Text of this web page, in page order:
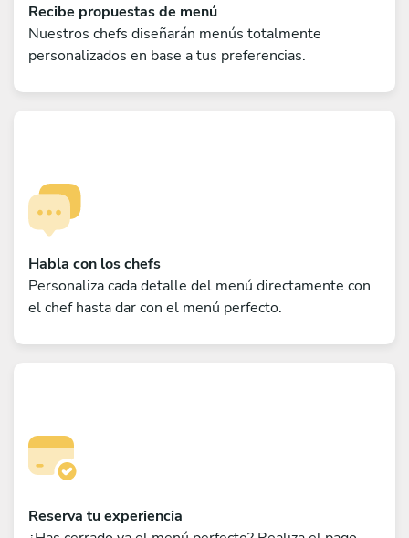
Recibe propuestas de menú
Nuestros chefs diseñarán menús totalmente
personalizados en base a tus preferencias.
Habla con los chefs
Personaliza cada detalle del menú directamente con
el chef hasta dar con el menú perfecto.
Reserva tu experiencia